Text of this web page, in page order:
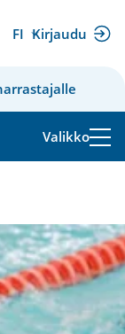
FI Kirjaudu
(ulkoinen
Valikko